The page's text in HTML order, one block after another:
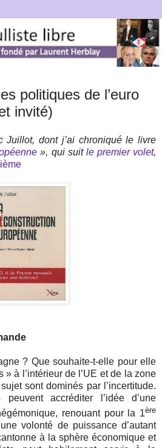
politiques de l’euro
invité)
Juillot, dont j’ai chroniqué le livre
», qui suit le premier volet,
? Que souhaite-t-elle pour elle
» à l’intérieur de l’UE et de la zone
sont dominés par l’incertitude.
accréditer l’idée d’une
renouant pour la 1ère
volonté de puissance d’autant
à la sphère économique et